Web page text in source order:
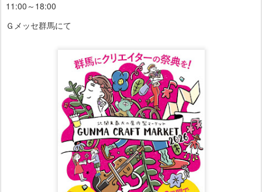
11:00～18:00
Ｇメッセ群馬にて